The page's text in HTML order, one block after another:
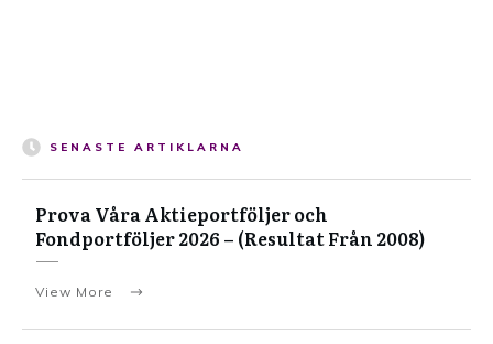
SENASTE ARTIKLARNA
Prova Våra Aktieportföljer och
Fondportföljer 2026 – (Resultat Från 2008)
View More